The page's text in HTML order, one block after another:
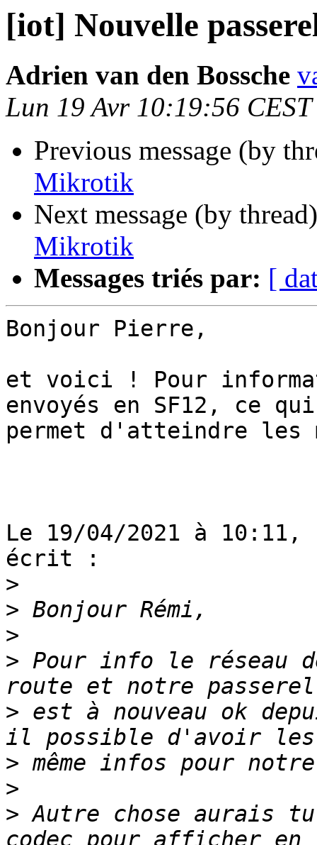
[iot] Nouvelle
Adrien van den Bossche
Lun 19 Avr 10:19:56
Previous message (by
Mikrotik
Next message (by
Mikrotik
Messages triés par: [
Bonjour Pierre,
et voici ! Pour
envoyés en SF12, ce
permet d'atteindre
Le 19/04/2021 à
écrit :
>
>
>
> Pour info le réseau
> est à nouveau ok
>
>
> Autre chose aurais